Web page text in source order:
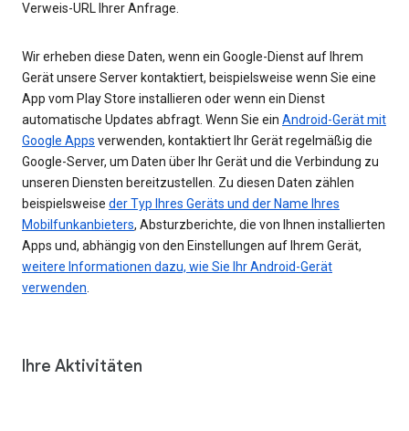
Verweis-URL Ihrer Anfrage.
Wir erheben diese Daten, wenn ein Google-Dienst auf Ihrem
Gerät unsere Server kontaktiert, beispielsweise wenn Sie eine
App vom Play Store installieren oder wenn ein Dienst
automatische Updates abfragt. Wenn Sie ein Android-Gerät mit
Google Apps verwenden, kontaktiert Ihr Gerät regelmäßig die
Google-Server, um Daten über Ihr Gerät und die Verbindung zu
unseren Diensten bereitzustellen. Zu diesen Daten zählen
beispielsweise der Typ Ihres Geräts und der Name Ihres
Mobilfunkanbieters, Absturzberichte, die von Ihnen installierten
Apps und, abhängig von den Einstellungen auf Ihrem Gerät,
weitere Informationen dazu, wie Sie Ihr Android-Gerät
verwenden.
Ihre Aktivitäten